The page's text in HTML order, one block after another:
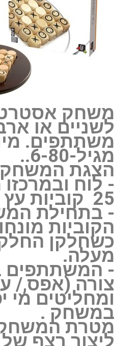
משחק
לשניים או
משתתפים.
מגיל-6-80..
הצגת
‏- לוח
25 ‏ קוביות עץ .
‏- בתחילת
הקוביות
כשחלקן
מעלה.
‏- המשתתפים
צורה (אפס,/
ומחליטים מי
במשחק .
‏מטרת